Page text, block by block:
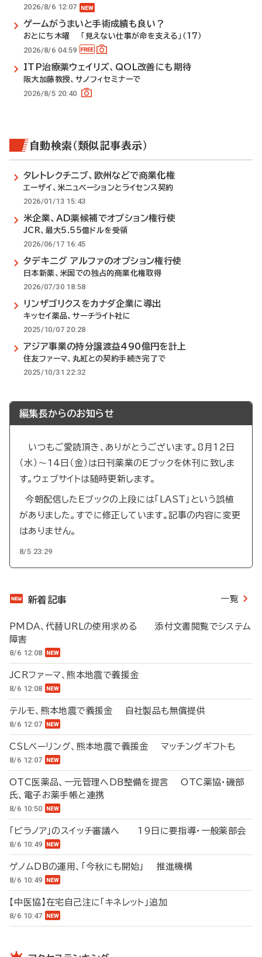
2026/8/6 12:07
ゲームがうまいと手術成績も良い？
おとにち木曜 「見えない仕事が命を支える」（17）
2026/8/6 04:59
ITP治療薬ウェイリズ、QOL改善にも期待
阪大加藤教授、サノフィセミナーで
2026/8/5 20:40
自動検索（類似記事表示）
タレトレクチニブ、欧州などで商業化権
エーザイ、米ニュベーションとライセンス契約
2026/01/13 15:43
米企業、AD薬候補でオプション権行使
JCR、最大5.55億ドルを受領
2026/06/17 16:45
タデキニグ アルファのオプション権行使
日本新薬、米国での独占的商業化権取得
2026/07/30 18:58
リンザゴリクスをカナダ企業に導出
キッセイ薬品、サーチライト社に
2025/10/07 20:28
アジア事業の持分譲渡益490億円を計上
住友ファーマ、丸紅との契約手続き完了で
2025/10/31 22:32
編集長からのお知らせ
いつもご愛読頂き、ありがとうございます。8月12日
（水）～14日（金）は日刊薬業のEブックを休刊に致しま
す。ウェブサイトは随時更新します。
今朝配信したEブックの上段には「LAST」という誤植
がありました。すでに修正しています。記事の内容に変更
はありません。
8/5 23:29
新着記事 一覧
PMDA、代替URLの使用求める 添付文書閲覧でシステム
障害
8/6 12:08
JCRファーマ、熊本地震で義援金
8/6 12:08
テルモ、熊本地震で義援金 自社製品も無償提供
8/6 12:07
CSLベーリング、熊本地震で義援金 マッチングギフトも
8/6 12:07
OTC医薬品、一元管理へDB整備を提言 OTC薬協・磯部
氏、電子お薬手帳と連携
8/6 10:50
「ビラノア」のスイッチ審議へ 19日に要指導・一般薬部会
8/6 10:49
ゲノムDBの運用、「今秋にも開始」 推進機構
8/6 10:49
【中医協】在宅自己注に「キネレット」追加
8/6 10:47